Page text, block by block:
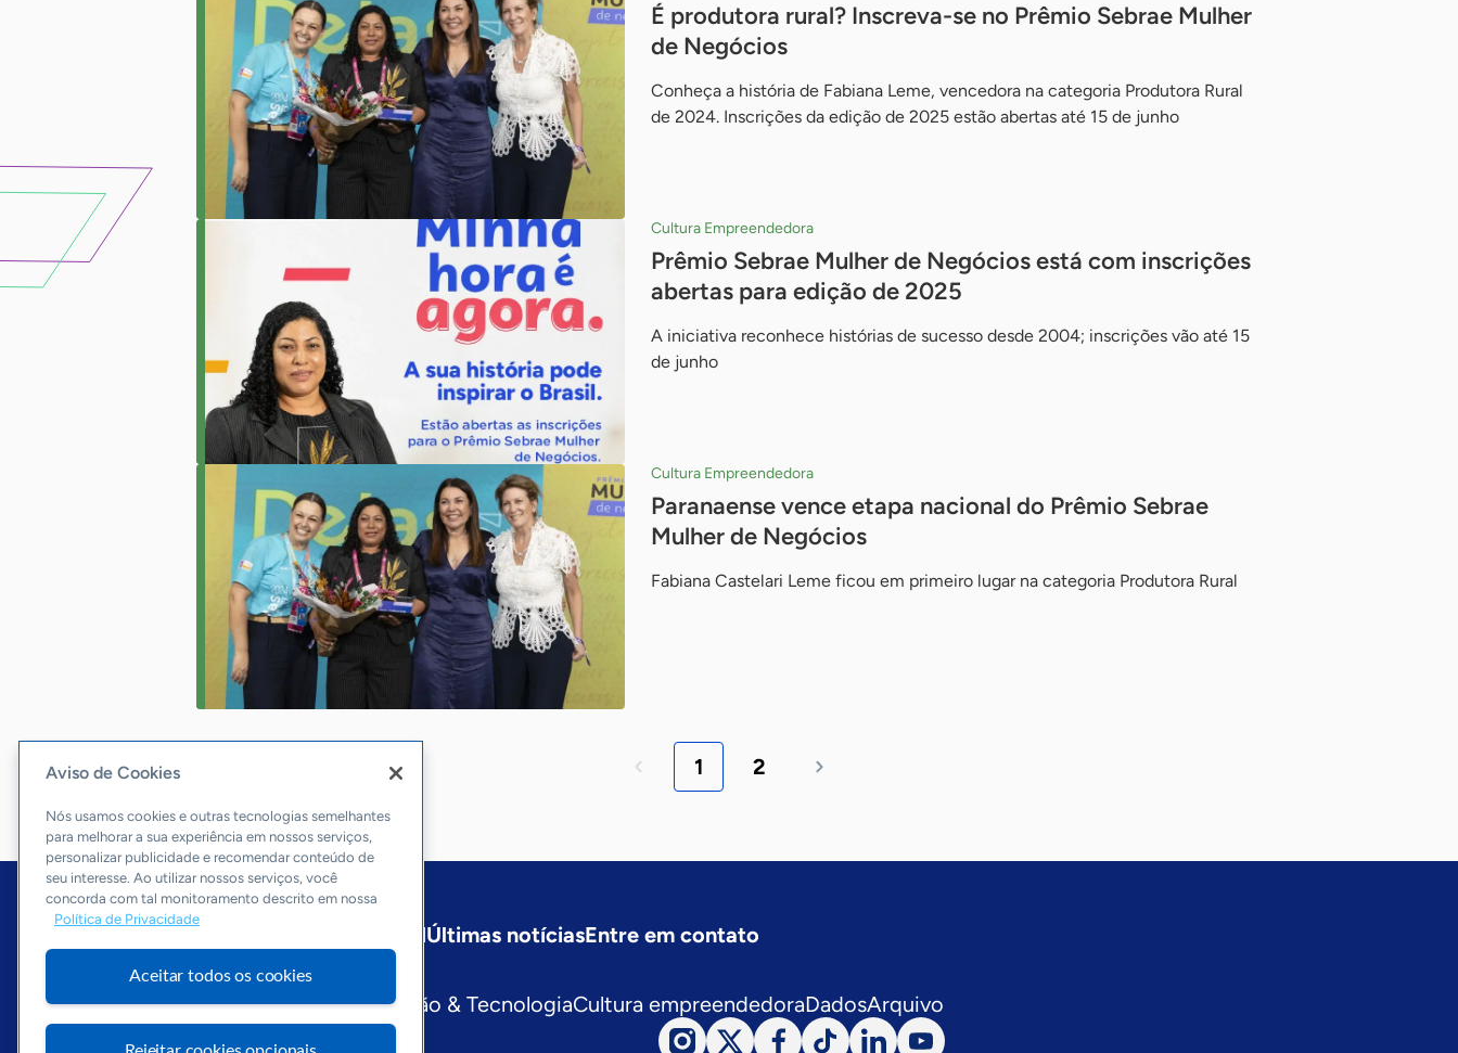
É produtora rural? Inscreva-se no Prêmio Sebrae Mulher
de Negócios
Conheça a história de Fabiana Leme, vencedora na categoria Produtora Rural
de 2024. Inscrições da edição de 2025 estão abertas até 15 de junho
Cultura Empreendedora
Prêmio Sebrae Mulher de Negócios está com inscrições
abertas para edição de 2025
A iniciativa reconhece histórias de sucesso desde 2004; inscrições vão até 15
de junho
Cultura Empreendedora
Paranaense vence etapa nacional do Prêmio Sebrae
Mulher de Negócios
Fabiana Castelari Leme ficou em primeiro lugar na categoria Produtora Rural
1 2
Início Sobre a ASNÚltimas notíciasEntre em contato
Economia & PolíticaInovação & TecnologiaCultura empreendedoraDadosArquivo
Visite o Portal Sebrae
Aviso de Cookies
Nós usamos cookies e outras tecnologias semelhantes
para melhorar a sua experiência em nossos serviços,
personalizar publicidade e recomendar conteúdo de
seu interesse. Ao utilizar nossos serviços, você
concorda com tal monitoramento descrito em nossa
Política de Privacidade
Aceitar todos os cookies